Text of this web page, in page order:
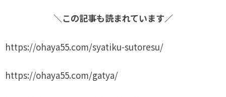
＼この記事も読まれています／
https://ohaya55.com/syatiku-sutoresu/
https://ohaya55.com/gatya/